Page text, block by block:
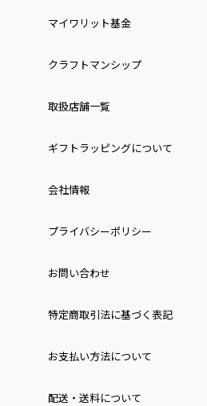
マイワリット基金
クラフトマンシップ
取扱店舗一覧
ギフトラッピングについて
会社情報
プライバシーポリシー
お問い合わせ
特定商取引法に基づく表記
お⽀払い⽅法について
配送・送料について